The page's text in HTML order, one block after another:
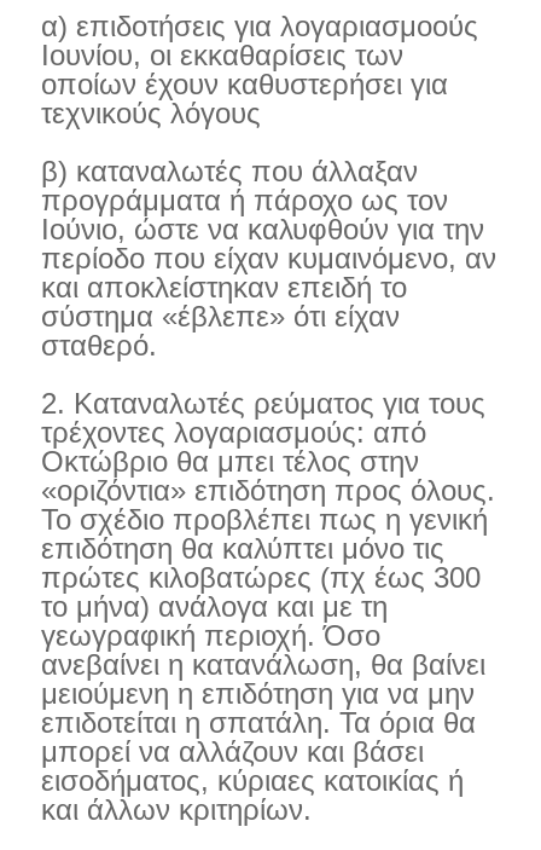
α) επιδοτήσεις για λογαριασμοούς
Ιουνίου, οι εκκαθαρίσεις των
οποίων έχουν καθυστερήσει για
τεχνικούς λόγους
β) καταναλωτές που άλλαξαν
προγράμματα ή πάροχο ως τον
Ιούνιο, ώστε να καλυφθούν για την
περίοδο που είχαν κυμαινόμενο, αν
και αποκλείστηκαν επειδή το
σύστημα «έβλεπε» ότι είχαν
σταθερό.
2. Καταναλωτές ρεύματος για τους
τρέχοντες λογαριασμούς: από
Οκτώβριο θα μπει τέλος στην
«οριζόντια» επιδότηση προς όλους.
Το σχέδιο προβλέπει πως η γενική
επιδότηση θα καλύπτει μόνο τις
πρώτες κιλοβατώρες (πχ έως 300
το μήνα) ανάλογα και με τη
γεωγραφική περιοχή. Όσο
ανεβαίνει η κατανάλωση, θα βαίνει
μειούμενη η επιδότηση για να μην
επιδοτείται η σπατάλη. Τα όρια θα
μπορεί να αλλάζουν και βάσει
εισοδήματος, κύριαες κατοικίας ή
και άλλων κριτηρίων.